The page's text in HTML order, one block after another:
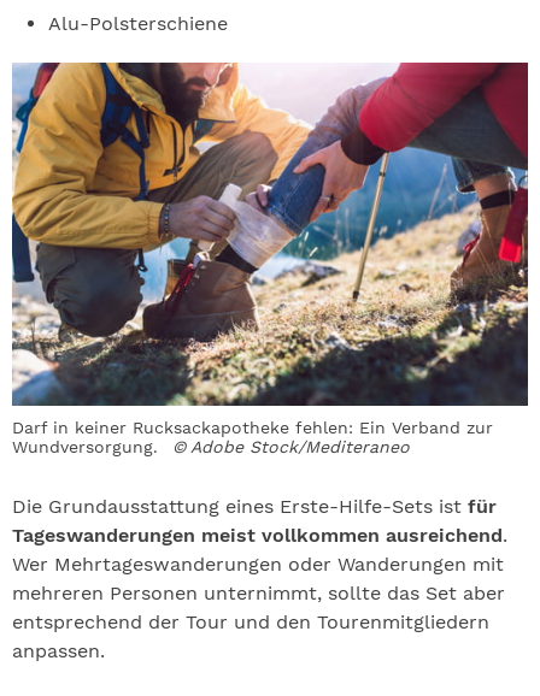
Alu-Polsterschiene
Darf in keiner Rucksackapotheke fehlen: Ein Verband zur
Wundversorgung.
© Adobe Stock/Mediteraneo
Die Grundausstattung eines Erste-Hilfe-Sets ist für
Tageswanderungen meist vollkommen ausreichend.
Wer Mehrtageswanderungen oder Wanderungen mit
mehreren Personen unternimmt, sollte das Set aber
entsprechend der Tour und den Tourenmitgliedern
anpassen.